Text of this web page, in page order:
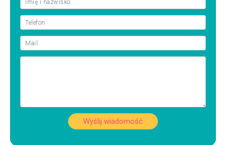
Wyślij wiadomość